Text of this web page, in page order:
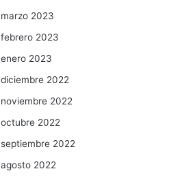
marzo 2023
febrero 2023
enero 2023
diciembre 2022
noviembre 2022
octubre 2022
septiembre 2022
agosto 2022